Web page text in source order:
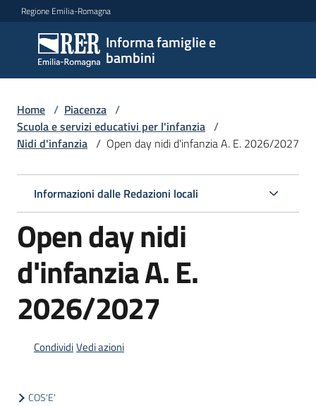
Vai al contenuto
Vai alla navigazione
Vai al footer
Regione Emilia-Romagna
Informa famiglie e
bambini
Informa
famiglie
e
bambini
Centri
per
famiglie
Home / Piacenza /
Scuola e servizi educativi per l'infanzia /
Nidi d'infanzia / Open day nidi d'infanzia A. E. 2026/2027
Informazioni dalle Redazioni locali
Open day nidi
d'infanzia A. E.
2026/2027
CondividiVedi azioni
COS'E'